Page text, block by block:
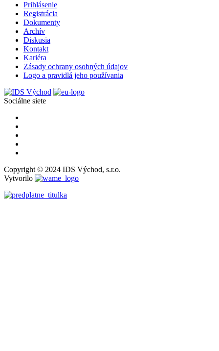
Prihlásenie
Registrácia
Dokumenty
Archív
Diskusia
Kontakt
Kariéra
Zásady ochrany osobných údajov
Logo a pravidlá jeho používania
Sociálne siete
Copyright © 2024 IDS Východ, s.r.o.
Vytvorilo